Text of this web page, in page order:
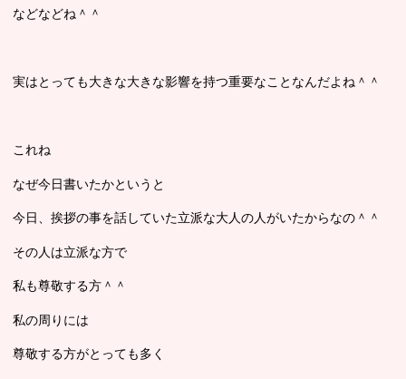
などなどね＾＾
実はとっても大きな大きな影響を持つ重要なことなんだよね＾＾
これね
なぜ今日書いたかというと
今日、挨拶の事を話していた立派な大人の人がいたからなの＾＾
その人は立派な方で
私も尊敬する方＾＾
私の周りには
尊敬する方がとっても多く